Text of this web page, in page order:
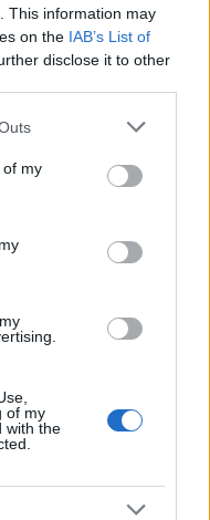
This information may
on the IAB’s List of
disclose it to other
one or more Google
You may click to
its third-party tags to
in below Google
of my
of my
with the
da Genova il
per un'intervista
con responsabilità
locale.
Genova, conserva
d'epoca della città.